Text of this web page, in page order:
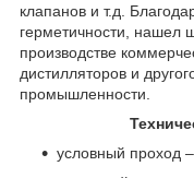
клапанов и т.д.
герметичности, нашел
производстве
дистилляторов и
промышленности.
условный проход